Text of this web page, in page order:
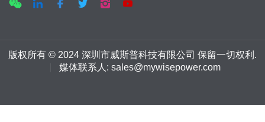
版权所有 © 2024 深圳市威斯普科技有限公司 保留一切权利.
媒体联系人: sales@mywisepower.com